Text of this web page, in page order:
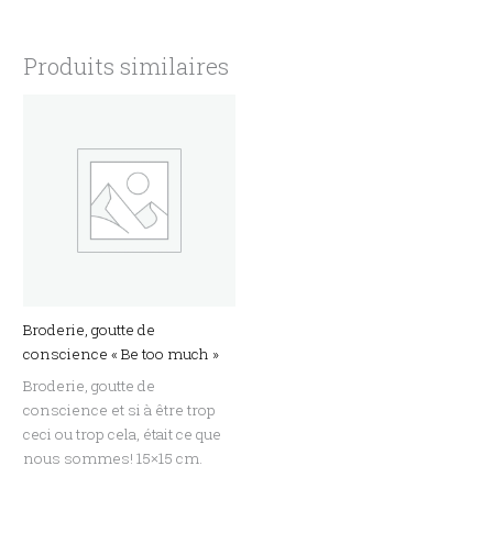
Produits similaires
Broderie, goutte de
conscience « Be too much »
Broderie, goutte de
conscience et si à être trop
ceci ou trop cela, était ce que
nous sommes! 15×15 cm.